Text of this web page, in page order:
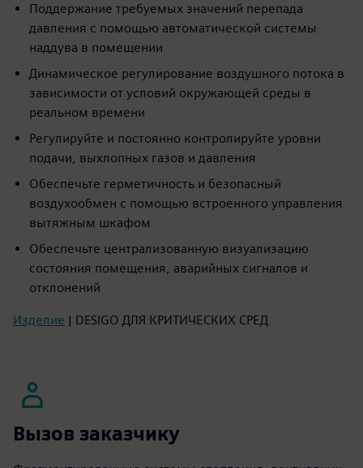
Поддержание требуемых значений перепада
давления с помощью автоматической системы
наддува в помещении
Динамическое регулирование воздушного потока в
зависимости от условий окружающей среды в
реальном времени
Регулируйте и постоянно контролируйте уровни
подачи, выхлопных газов и давления
Обеспечьте герметичность и безопасный
воздухообмен с помощью встроенного управления
вытяжным шкафом
Обеспечьте централизованную визуализацию
состояния помещения, аварийных сигналов и
отклонений
Изделие | DESIGO ДЛЯ КРИТИЧЕСКИХ СРЕД
Вызов заказчику